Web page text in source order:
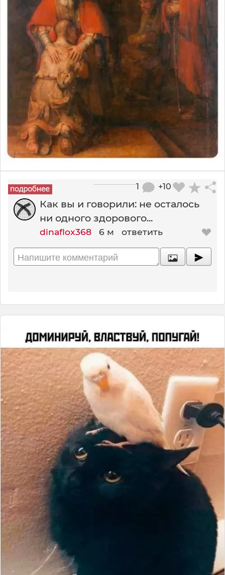
+10
1
Как вы и говорили: не осталось
ни одного здорового...
dinaflox368 6 м ответить